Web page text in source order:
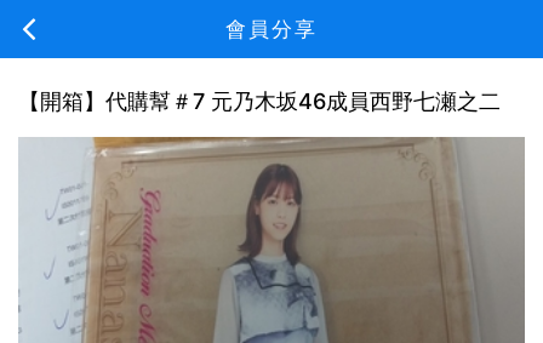
會員分享
【開箱】代購幫＃7 元乃木坂46成員西野七瀬之二